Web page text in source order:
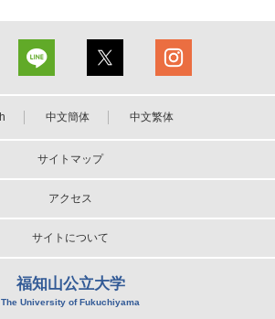
中文簡体 中文繁体
サイトマップ
アクセス
サイトについて
福知山公立大学
The University of Fukuchiyama